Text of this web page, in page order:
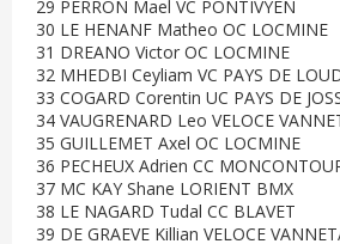
29 PERRON Mael VC PONTIVYEN
30 LE HENANF Matheo OC LOCMINE
31 DREANO Victor OC LOCMINE
32 MHEDBI Ceyliam VC PAYS DE
33 COGARD Corentin UC PAYS DE
34 VAUGRENARD Leo VELOCE
35 GUILLEMET Axel OC LOCMINE
36 PECHEUX Adrien CC
37 MC KAY Shane LORIENT BMX
38 LE NAGARD Tudal CC BLAVET
39 DE GRAEVE Killian VELOCE